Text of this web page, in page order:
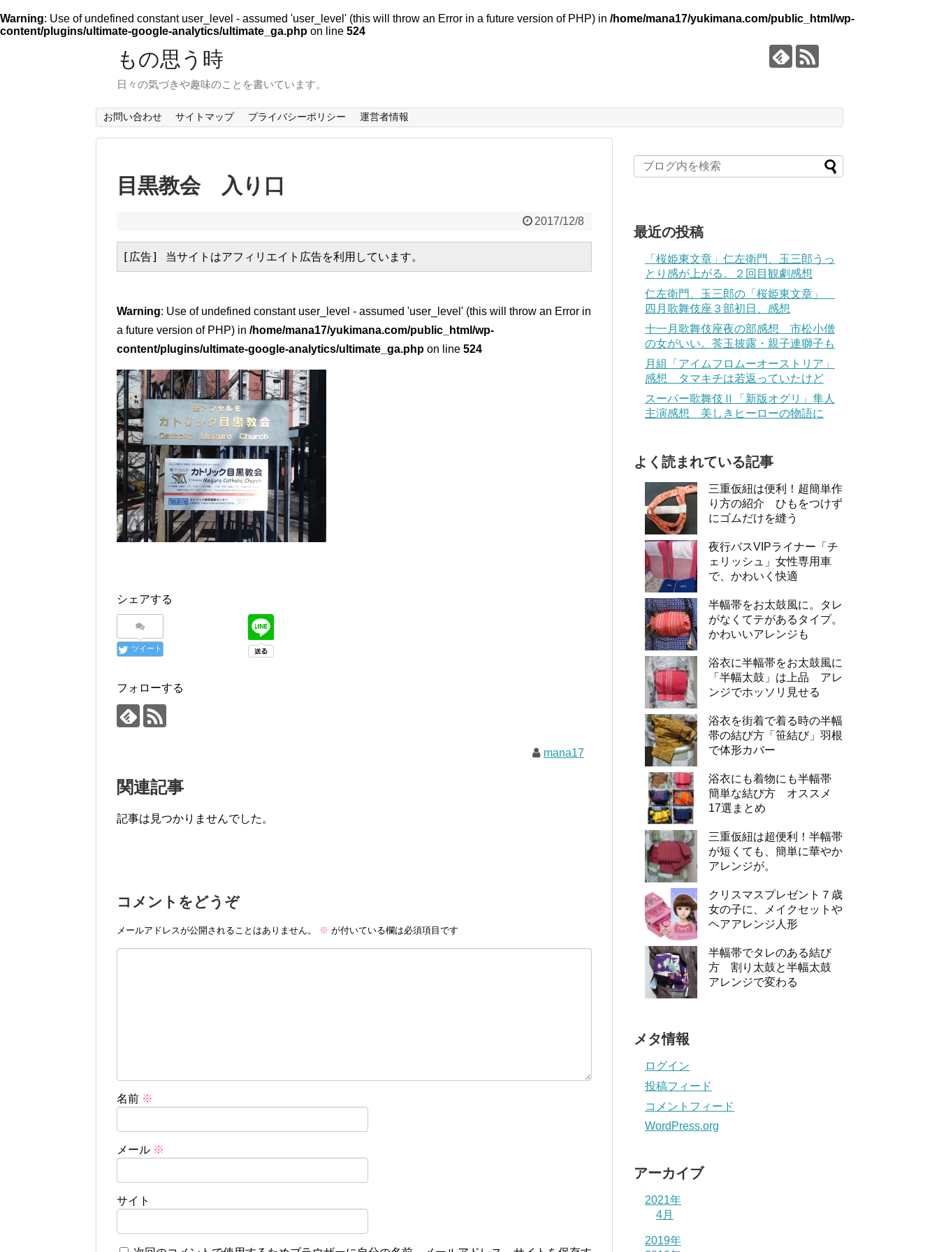
Warning: Use of undefined constant user_level - assumed 'user_level' (this will throw an Error in a future version of PHP) in /home/mana17/yukimana.com/public_html/wp-
content/plugins/ultimate-google-analytics/ultimate_ga.php on line 524
もの思う時
日々の気づきや趣味のことを書いています。
お問い合わせ サイトマップ プライバシーポリシー 運営者情報
目黒教会 入り口
2017/12/8
[広告] 当サイトはアフィリエイト広告を利用しています。
Warning: Use of undefined constant user_level - assumed 'user_level' (this will throw an Error in
a future version of PHP) in /home/mana17/yukimana.com/public_html/wp-
content/plugins/ultimate-google-analytics/ultimate_ga.php on line 524
シェアする
ツイート
フォローする
mana17
関連記事
記事は見つかりませんでした。
コメントをどうぞ
メールアドレスが公開されることはありません。 ※ が付いている欄は必須項目です
名前 ※
メール ※
サイト
最近の投稿
「桜姫東文章」仁左衛門、玉三郎うっ
とり感が上がる。２回目観劇感想
仁左衛門、玉三郎の「桜姫東文章」
四月歌舞伎座３部初日、感想
十一月歌舞伎座夜の部感想 市松小僧
の女がいい。莟玉披露・親子連獅子も
月組「アイムフロムーオーストリア」
感想 タマキチは若返っていたけど
スーパー歌舞伎Ⅱ「新版オグリ」隼人
主演感想 美しきヒーローの物語に
よく読まれている記事
三重仮紐は便利！超簡単作
り方の紹介 ひもをつけず
にゴムだけを縫う
夜行バスVIPライナー「チ
ェリッシュ」女性専用車
で、かわいく快適
半幅帯をお太鼓風に。タレ
がなくてテがあるタイプ。
かわいいアレンジも
浴衣に半幅帯をお太鼓風に
「半幅太鼓」は上品 アレ
ンジでホッソリ見せる
浴衣を街着で着る時の半幅
帯の結び方「笹結び」羽根
で体形カバー
浴衣にも着物にも半幅帯
簡単な結び方 オススメ
17選まとめ
三重仮紐は超便利！半幅帯
が短くても、簡単に華やか
アレンジが。
クリスマスプレゼント７歳
女の子に、メイクセットや
ヘアアレンジ人形
半幅帯でタレのある結び
方 割り太鼓と半幅太鼓
アレンジで変わる
メタ情報
ログイン
投稿フィード
コメントフィード
WordPress.org
アーカイブ
2021年
4月
2019年